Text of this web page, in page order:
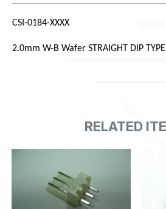
CSI-0184-XXXX
2.0mm W-B Wafer STRAIGHT DIP TYPE